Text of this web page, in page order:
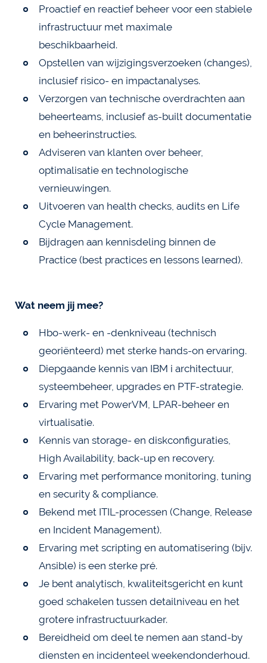
Proactief en reactief beheer voor een stabiele
infrastructuur met maximale
beschikbaarheid.
Opstellen van wijzigingsverzoeken (changes),
inclusief risico- en impactanalyses.
Verzorgen van technische overdrachten aan
beheerteams, inclusief as-built documentatie
en beheerinstructies.
Adviseren van klanten over beheer,
optimalisatie en technologische
vernieuwingen.
Uitvoeren van health checks, audits en Life
Cycle Management.
Bijdragen aan kennisdeling binnen de
Practice (best practices en lessons learned).
Wat neem jij mee?
Hbo-werk- en -denkniveau (technisch
georiënteerd) met sterke hands-on ervaring.
Diepgaande kennis van IBM i architectuur,
systeembeheer, upgrades en PTF-strategie.
Ervaring met PowerVM, LPAR-beheer en
virtualisatie.
Kennis van storage- en diskconfiguraties,
High Availability, back-up en recovery.
Ervaring met performance monitoring, tuning
en security & compliance.
Bekend met ITIL-processen (Change, Release
en Incident Management).
Ervaring met scripting en automatisering (bijv.
Ansible) is een sterke pré.
Je bent analytisch, kwaliteitsgericht en kunt
goed schakelen tussen detailniveau en het
grotere infrastructuurkader.
Bereidheid om deel te nemen aan stand-by
diensten en incidenteel weekendonderhoud.